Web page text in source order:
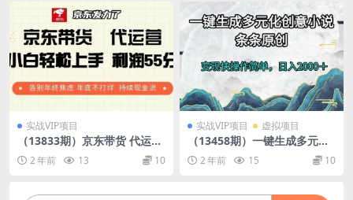
实战VIP项目
（13833期）京东带货 代运营
利润55分 告别年终焦虑 年底
不打烊 持续现金流
2 年前 13 10
实战VIP项目 虚拟项目
（13458期）一键生成多元化
创意小说条条原创变现快操作
简单日入2000＋
2 年前 15 10